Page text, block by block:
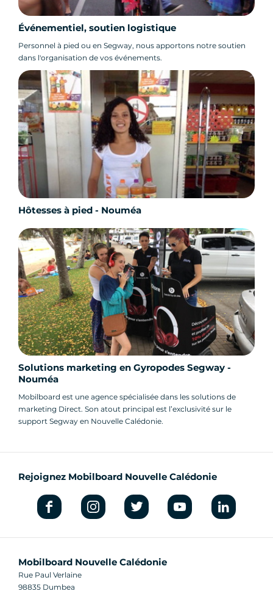
Événementiel, soutien logistique
Personnel à pied ou en Segway, nous apportons notre soutien
dans l'organisation de vos événements.
Hôtesses à pied - Nouméa
Solutions marketing en Gyropodes Segway -
Nouméa
Mobilboard est une agence spécialisée dans les solutions de
marketing Direct. Son atout principal est l’exclusivité sur le
support Segway en Nouvelle Calédonie.
Rejoignez Mobilboard Nouvelle Calédonie
Mobilboard Nouvelle Calédonie
Rue Paul Verlaine
98835 Dumbea